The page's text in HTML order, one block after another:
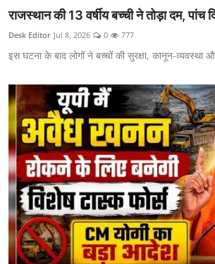
राजस्थान की 13 वर्षीय बच्ची ने तोड़ा दम, पांच
Desk Editor Jul 8, 2026 0 777
इस घटना के बाद लोगों ने बच्चों की सुरक्षा, कानून-व्यवस्था